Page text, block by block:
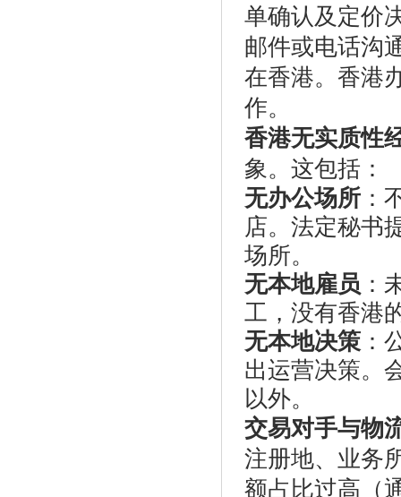
单确认及定价
邮件或电话沟
在香港。香港
作。
香港无实质性
象。这包括：
无办公场所 ：
店。法定秘书
场所。
无本地雇员 ：
工，没有香港
无本地决策 ：
出运营决策。
以外。
交易对手与物
注册地、业务
额占比过高（